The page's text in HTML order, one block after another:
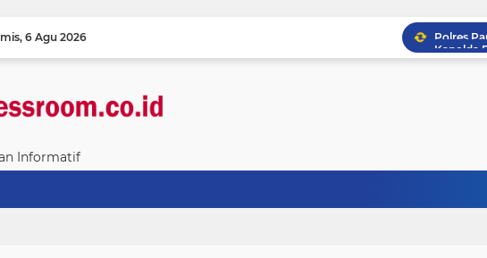
6 Agu 2026
Informatif